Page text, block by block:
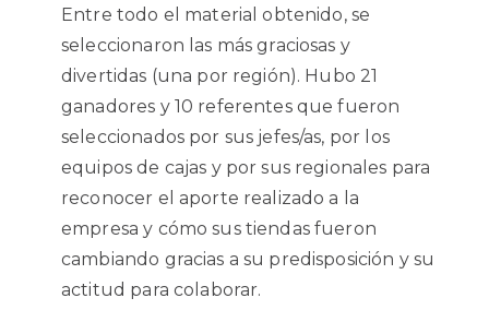
Entre todo el material obtenido, se
seleccionaron las más graciosas y
divertidas (una por región). Hubo 21
ganadores y 10 referentes que fueron
seleccionados por sus jefes/as, por los
equipos de cajas y por sus regionales para
reconocer el aporte realizado a la
empresa y cómo sus tiendas fueron
cambiando gracias a su predisposición y su
actitud para colaborar.